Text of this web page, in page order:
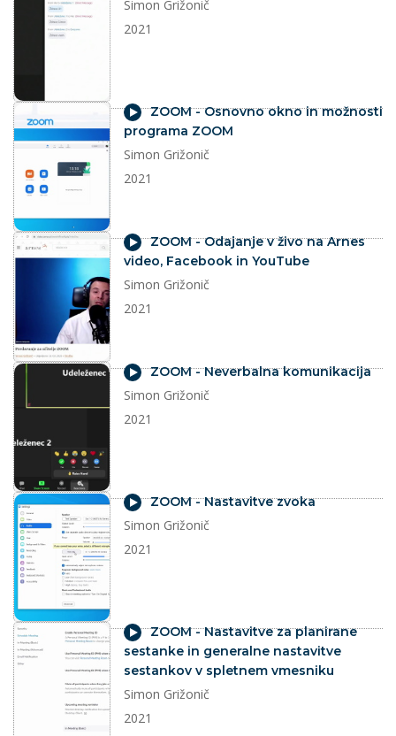
Simon Grižonič
2021
videoZOOM - Osnovno okno in možnosti
programa ZOOM
Simon Grižonič
2021
videoZOOM - Odajanje v živo na Arnes
video, Facebook in YouTube
Simon Grižonič
2021
videoZOOM - Neverbalna komunikacija
Simon Grižonič
2021
videoZOOM - Nastavitve zvoka
Simon Grižonič
2021
videoZOOM - Nastavitve za planirane
sestanke in generalne nastavitve
sestankov v spletnem vmesniku
Simon Grižonič
2021